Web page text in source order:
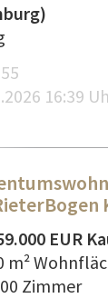
16:39
EUR
m²
Zimmer